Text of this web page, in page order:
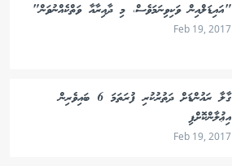
"އައިޑަލްއިން ވަކިވިނަމަވެސް، މި ދާއިރާއާ ވަތްކެއްނުވަން"
Feb 19, 2017
ގާލާ ރައުންޑަށް ދަތުރުކުރި ފުރަތަމަ 6 ބައިވެރިން
އިޢުލާންކޮށްފި
Feb 19, 2017